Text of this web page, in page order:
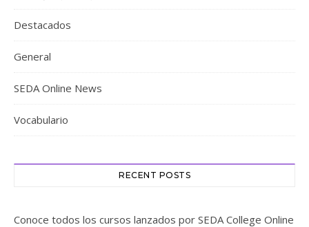
Destacados
General
SEDA Online News
Vocabulario
RECENT POSTS
Conoce todos los cursos lanzados por SEDA College Online